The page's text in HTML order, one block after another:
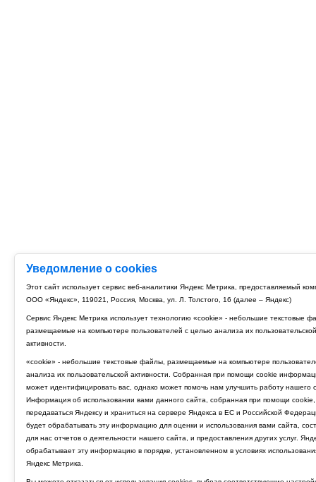
Уведомление о cookies
Этот сайт использует сервис веб-аналитики Яндекс Метрика, предоставляемый
ООО «Яндекс», 119021, Россия, Москва, ул. Л. Толстого, 16 (далее – Яндекс)
Сервис Яндекс Метрика использует технологию «cookie» - небольшие текстовые
размещаемые на компьютере пользователей с целью анализа их пользовательской
активности.
«cookie» - небольшие текстовые файлы, размещаемые на компьютере
анализа их пользовательской активности. Собранная при помощи cookie
может идентифицировать вас, однако может помочь нам улучшить работу нашего
Информация об использовании вами данного сайта, собранная при помощи cookie,
передаваться Яндексу и храниться на сервере Яндекса в ЕС и Российской
будет обрабатывать эту информацию для оценки и использования вами сайта,
для нас отчетов о деятельности нашего сайта, и предоставления других услуг.
обрабатывает эту информацию в порядке, установленном в условиях
Яндекс Метрика.